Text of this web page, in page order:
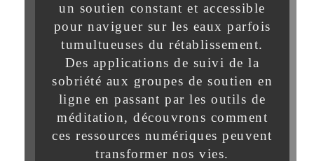
un soutien constant et accessible
pour naviguer sur les eaux parfois
tumultueuses du rétablissement.
Des applications de suivi de la
sobriété aux groupes de soutien en
ligne en passant par les outils de
méditation, découvrons comment
ces ressources numériques peuvent
transformer nos vies.